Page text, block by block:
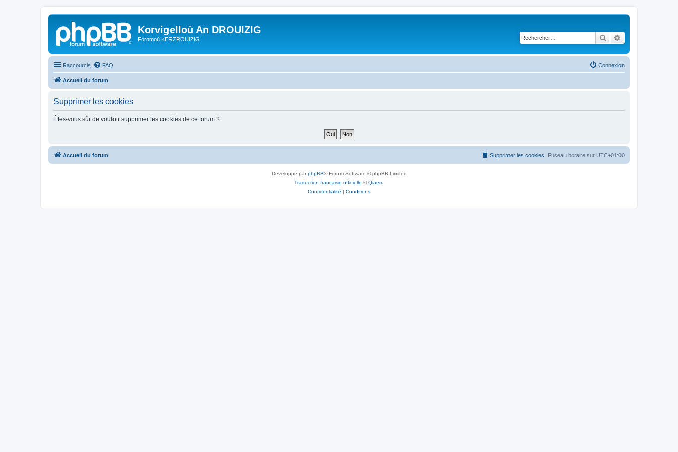
Korvigelloù An DROUIZIG
Foromoù KERZROUIZIG Rechercher
Raccourcis FAQ Connexion
Accueil du forum
Supprimer les cookies
Êtes-vous sûr de vouloir supprimer les cookies de ce forum ?
Accueil du forum Fuseau horaire sur UTC+01:00
Supprimer les cookies
Développé parphpBB® Forum Software © phpBB Limited
Traduction française officielle ©Qiaeru
Confidentialité | Conditions